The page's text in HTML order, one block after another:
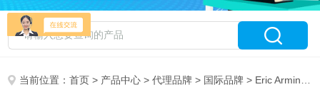
当前位置：首页 > 产品中心 >代理品牌 > 国际品牌 > Eric Armin Inc. 特约代理